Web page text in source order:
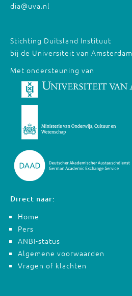
dia@uva.nl
Stichting Duitsland Instituut
bij de Universiteit van Amsterdam
Met ondersteuning van
Direct naar:
Home
Pers
ANBI-status
Algemene voorwaarden
Vragen of klachten